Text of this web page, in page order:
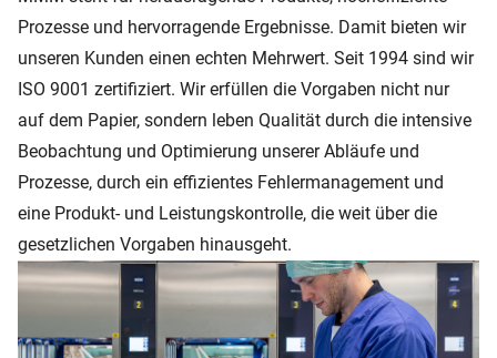
Prozesse und hervorragende Ergebnisse. Damit bieten wir
unseren Kunden einen echten Mehrwert. Seit 1994 sind wir
ISO 9001 zertifiziert. Wir erfüllen die Vorgaben nicht nur
auf dem Papier, sondern leben Qualität durch die intensive
Beobachtung und Optimierung unserer Abläufe und
Prozesse, durch ein effizientes Fehlermanagement und
eine Produkt- und Leistungskontrolle, die weit über die
gesetzlichen Vorgaben hinausgeht.